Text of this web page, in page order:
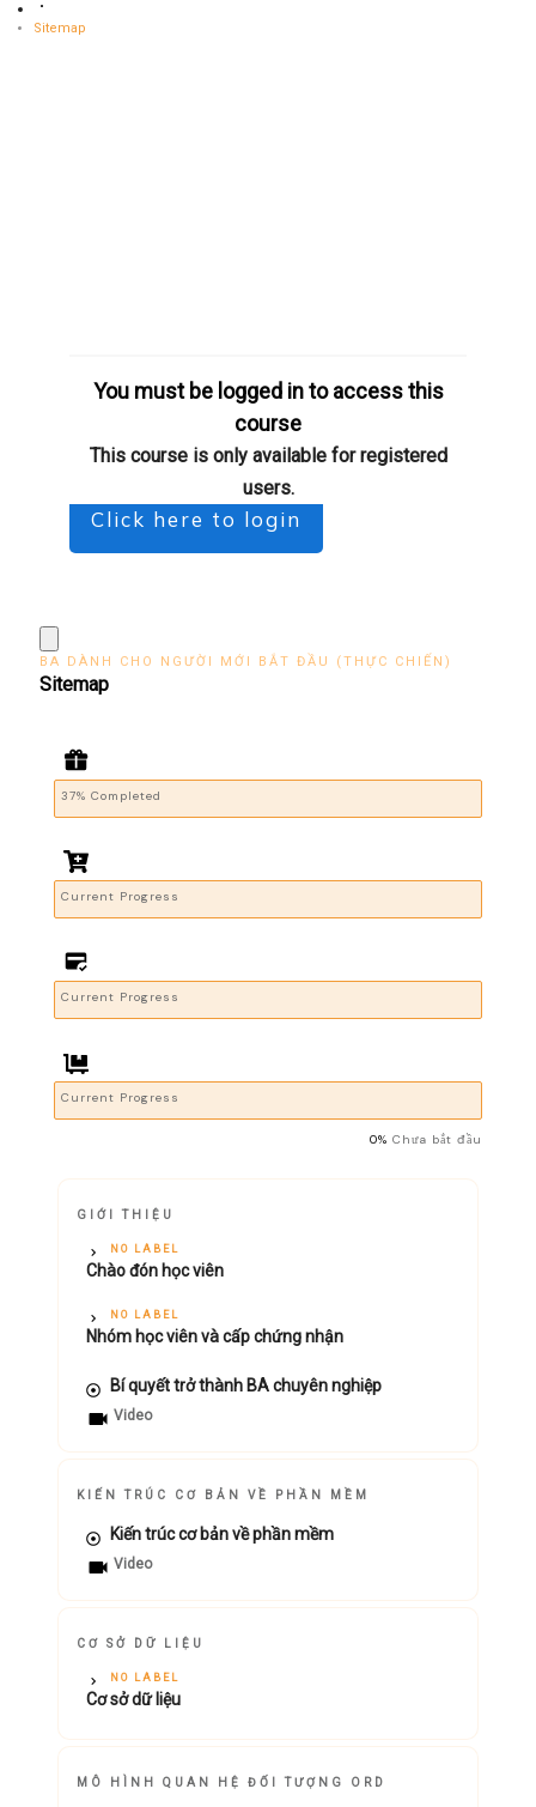
Sitemap
You must be logged in to access this
course
This course is only available for registered
users.
Click here to login
BA DÀNH CHO NGƯỜI MỚI BẮT ĐẦU (THỰC CHIẾN)
Sitemap
37% Completed
Current Progress
Current Progress
Current Progress
0% Chưa bắt đầu
GIỚI THIỆU
NO LABEL
Chào đón học viên
NO LABEL
Nhóm học viên và cấp chứng nhận
Bí quyết trở thành BA chuyên nghiệp
Video
KIẾN TRÚC CƠ BẢN VỀ PHẦN MỀM
Kiến trúc cơ bản về phần mềm
Video
CƠ SỞ DỮ LIỆU
NO LABEL
Cơ sở dữ liệu
MÔ HÌNH QUAN HỆ ĐỐI TƯỢNG ORD